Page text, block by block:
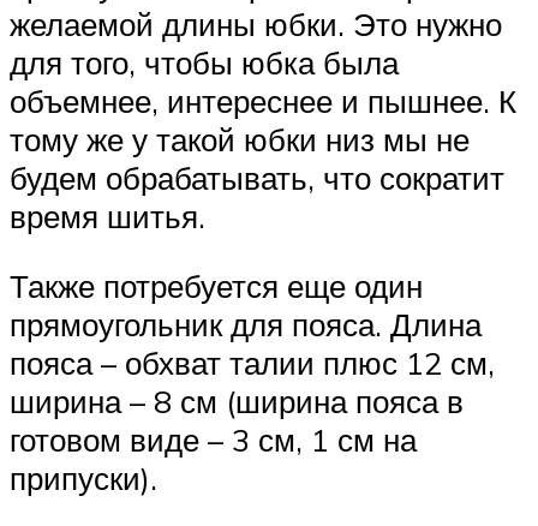
желаемой длины юбки. Это нужно
для того, чтобы юбка была
объемнее, интереснее и пышнее. К
тому же у такой юбки низ мы не
будем обрабатывать, что сократит
время шитья.
Также потребуется еще один
прямоугольник для пояса. Длина
пояса – обхват талии плюс 12 см,
ширина – 8 см (ширина пояса в
готовом виде – 3 см, 1 см на
припуски).